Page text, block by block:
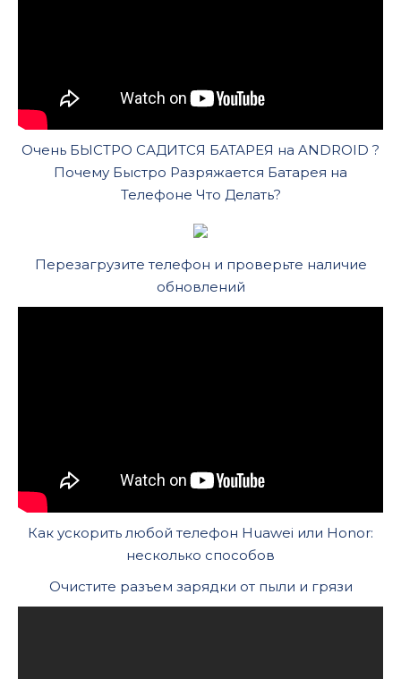
Очень БЫСТРО САДИТСЯ БАТАРЕЯ на ANDROID ?
Почему Быстро Разряжается Батарея на
Телефоне Что Делать?
Перезагрузите телефон и проверьте наличие
обновлений
Как ускорить любой телефон Huawei или Honor:
несколько способов
Очистите разъем зарядки от пыли и грязи